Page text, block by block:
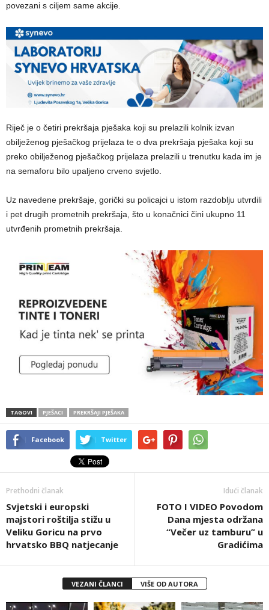
povezani s ciljem same akcije.
Riječ je o četiri prekršaja pješaka koji su prelazili kolnik izvan
obilježenog pješačkog prijelaza te o dva prekršaja pješaka koji su
preko obilježenog pješačkog prijelaza prelazili u trenutku kada im je
na semaforu bilo upaljeno crveno svjetlo.
Uz navedene prekršaje, gorički su policajci u istom razdoblju utvrdili
i pet drugih prometnih prekršaja, što u konačnici čini ukupno 11
utvrđenih prometnih prekršaja.
TAGOVI PJEŠACI PREKRŠAJI PJEŠAKA
Facebook Twitter
Prethodni članak
Svjetski i europski
majstori roštilja stižu u
Veliku Goricu na prvo
hrvatsko BBQ natjecanje
Idući članak
FOTO I VIDEO Povodom
Dana mjesta održana
“Večer uz tamburu” u
Gradićima
VEZANI ČLANCI VIŠE OD AUTORA